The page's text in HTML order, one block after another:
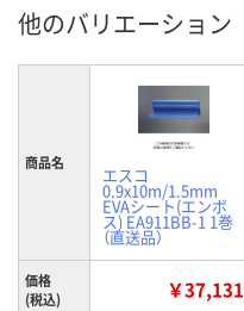
他のバリエーション
商品名
エスコ
0.9x10m/1.5mm
EVAシート(エンボ
ス) EA911BB-1 1巻
（直送品）
価格
(税込)
￥37,131